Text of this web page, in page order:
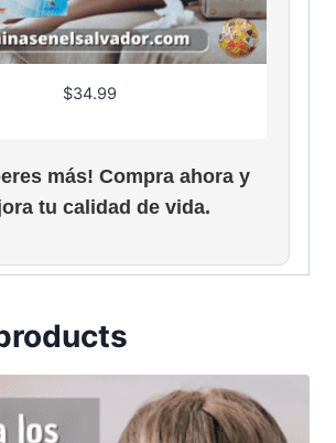
$34.99
más! Compra ahora y
tu calidad de vida.